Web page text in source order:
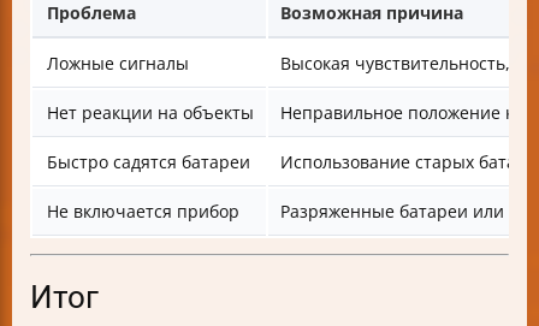
Проблема Возможная причина
Ложные сигналы Высокая чувствительность,
Нет реакции на объекты Неправильное положение
Быстро садятся батареи Использование старых
Не включается прибор Разряженные батареи или
Итог